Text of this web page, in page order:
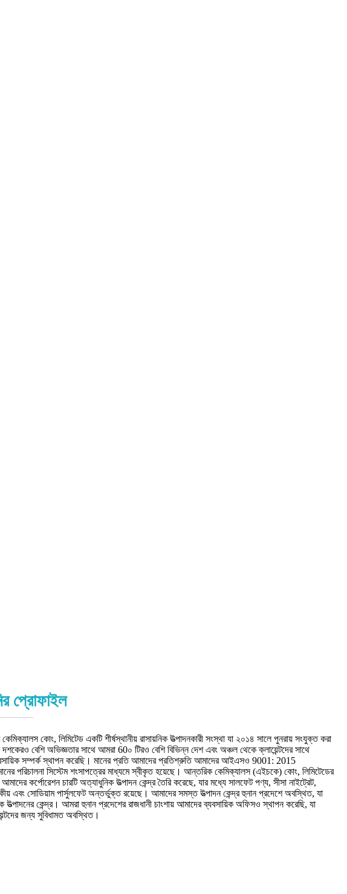
প্রোফাইল
কেমিক্যালস কোং, লিমিটেড একটি শীর্ষস্থানীয় রাসায়নিক উত্পাদনকারী সংস্থা যা ২০১৪ সালে পুনরায় সংযুক্ত করা
বেশি অভিজ্ঞতার সাথে আমরা 60০ টিরও বেশি বিভিন্ন দেশ এবং অঞ্চল থেকে ক্লায়েন্টদের সাথে
সম্পর্ক স্থাপন করেছি। মানের প্রতি আমাদের প্রতিশ্রুতি আমাদের আইএসও 9001: 2015
পরিচালনা সিস্টেম শংসাপত্রের মাধ্যমে স্বীকৃত হয়েছে। আন্তরিক কেমিক্যালস (এইচকে) কোং, লিমিটেডের
কর্পোরেশন চারটি অত্যাধুনিক উত্পাদন কেন্দ্র তৈরি করেছে, যার মধ্যে সালফেট পণ্য, সীসা নাইট্রেট,
এবং সোডিয়াম পার্সুলফেট অন্তর্ভুক্ত রয়েছে। আমাদের সমস্ত উত্পাদন কেন্দ্র হুনান প্রদেশে অবস্থিত, যা
উত্পাদনের কেন্দ্র। আমরা হুনান প্রদেশের রাজধানী চাংশায় আমাদের ব্যবসায়িক অফিসও স্থাপন করেছি, যা
জন্য সুবিধামত অবস্থিত।